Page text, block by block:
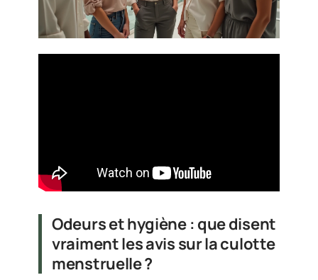
Odeurs et hygiène : que disent
vraiment les avis sur la culotte
menstruelle ?